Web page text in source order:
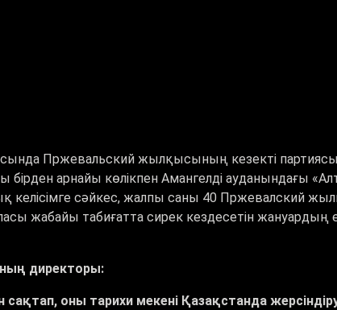
Пржевальский жылқысының кезекті
бірден арнайы көлікпен Амангелді ауданындағы «
келісімге сәйкес, жалпы саны 40 Пржевалский
жабайы табиғатта сирек кездесетін жануардың
директоры:
оны тарихи мекені Қазақстанда